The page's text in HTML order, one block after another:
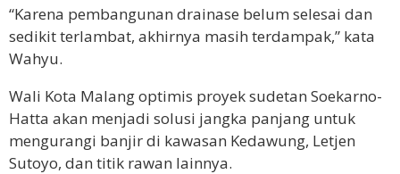
“Karena pembangunan drainase belum selesai dan
sedikit terlambat, akhirnya masih terdampak,” kata
Wahyu.
Wali Kota Malang optimis proyek sudetan Soekarno-
Hatta akan menjadi solusi jangka panjang untuk
mengurangi banjir di kawasan Kedawung, Letjen
Sutoyo, dan titik rawan lainnya.